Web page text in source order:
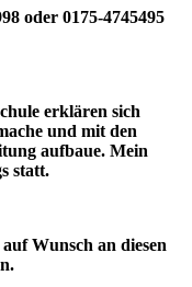
oder 0175-4745495
erklären sich
und mit den
aufbaue. Mein
statt.
Wunsch an diesen